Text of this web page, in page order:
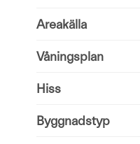
Areakälla
Våningsplan
Hiss
Byggnadstyp